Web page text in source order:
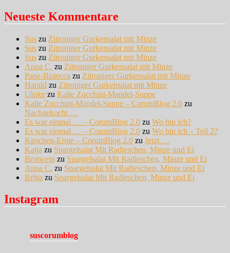
Neueste Kommentare
Sus zu Zitroniger Gurkensalat mit Minze
Sus zu Zitroniger Gurkensalat mit Minze
Sus zu Zitroniger Gurkensalat mit Minze
Anna C. zu Zitroniger Gurkensalat mit Minze
Pane-Bistecca zu Zitroniger Gurkensalat mit Minze
Harald zu Zitroniger Gurkensalat mit Minze
Ulrike zu Kalte Zucchini-Mandel-Suppe
Kalte Zucchini-Mandel-Suppe – CorumBlog 2.0 zu
Nachgekocht …
Es war einmal … – CorumBlog 2.0 zu Wo bin ich?
Es war einmal … – CorumBlog 2.0 zu Wo bin ich – Teil 2?
Kirschen-Ernte – CorumBlog 2.0 zu Jetzt …
Katja zu Spargelsalat Mit Radieschen, Minze und Ei
Brotwein zu Spargelsalat Mit Radieschen, Minze und Ei
Anna C. zu Spargelsalat Mit Radieschen, Minze und Ei
Britta zu Spargelsalat Mit Radieschen, Minze und Ei
Instagram
suscorumblog